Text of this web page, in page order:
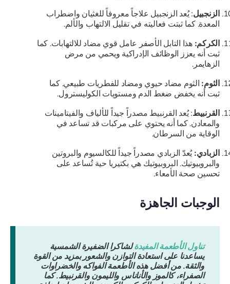
الزنجبيل: يُعد الزنجبيل علاجاً معروفاً للغثيان واضطراب
المعدة. كما ثبتت فعاليته في تقليل الالتهاب والألم.
الكركم:هذا التابل الأصفر عامل قوي مضاد للالتهابات. كما
ثبت أنه يعزز الوظائف الإدراكية ويحمي من مرض
الزهايمر.
الثوم:الثوم مضاد حيوي ومضاد للفطريات طبيعي. كما
ثبت أنه يخفض ضغط الدم ومستويات الكوليسترول.
القرنبيط: يُعد القرنبيط مصدراً جيداً للألياف والفيتامينات
والمعادن. كما أنه يحتوي على مركبات قد تساعد في
الوقاية من السرطان.
الزبادي:يُعدّ الزبادي مصدراً جيداً للكالسيوم والبروتين
والبروبيوتيك. البروبيوتيك هي بكتيريا حية تُساعد على
تحسين صحة الأمعاء.
الوجبات الجاهزة
تناول الأطعمة المفيدةلشاكرا الضفيرة الشمسية
يساعدنا على استعادة التوازن والشعور بمزيد من القوة
والثقة. من أفضل هذه الأطعمة الفواكه والخضراوات
الصفراء، كالموز والأناناس والليمون والقرنبيط. كما